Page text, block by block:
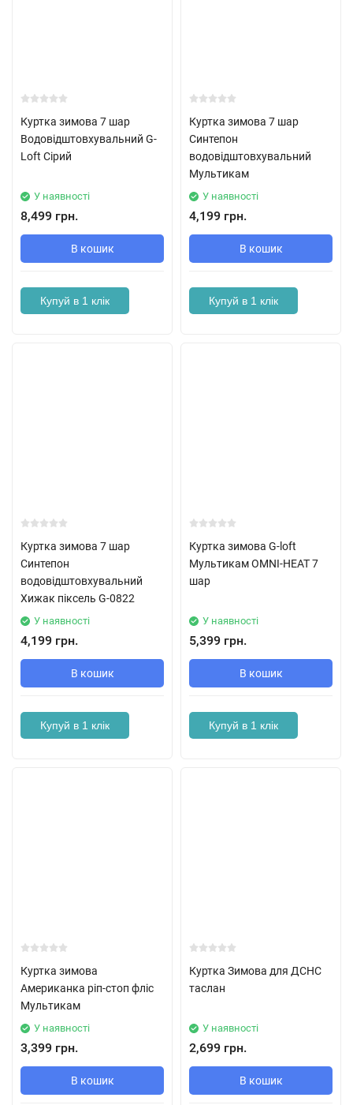
Куртка зимова 7 шар
Водовідштовхувальний G-
Loft Сірий
У наявності
8,499 грн.
В кошик
Купуй в 1 клік
Куртка зимова 7 шар
Синтепон
водовідштовхувальний
Мультикам
У наявності
4,199 грн.
В кошик
Купуй в 1 клік
Куртка зимова 7 шар
Синтепон
водовідштовхувальний
Хижак піксель G-0822
У наявності
4,199 грн.
В кошик
Купуй в 1 клік
Куртка зимова G-loft
Мультикам OMNI-HEAT 7
шар
У наявності
5,399 грн.
В кошик
Купуй в 1 клік
Куртка зимова
Американка ріп-стоп фліс
Мультикам
У наявності
3,399 грн.
В кошик
Куртка Зимова для ДСНС
таслан
У наявності
2,699 грн.
В кошик